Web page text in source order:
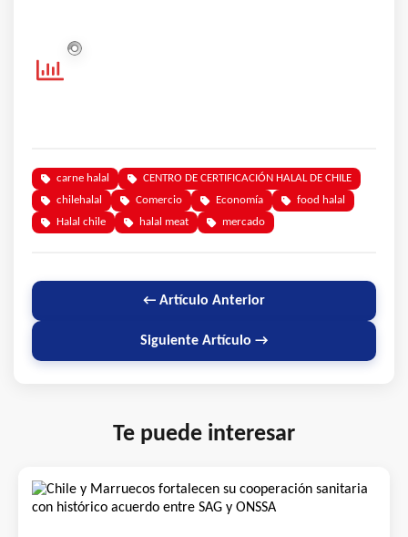
carne halal
CENTRO DE CERTIFICACIÓN HALAL DE CHILE
chilehalal
Comercio Economía
food halal
Halal chile
halal meat mercado
← Artículo Anterior
Siguiente Artículo →
Te puede interesar